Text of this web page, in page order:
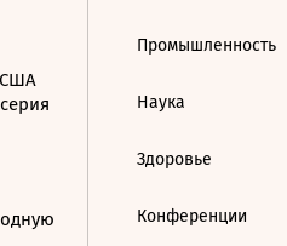
США
Промышленность
Наука
Здоровье
Конференции